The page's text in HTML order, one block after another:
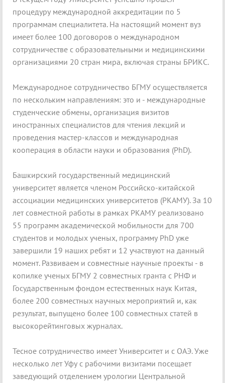
процедуру международной аккредитации по 5
программам специалитета. На настоящий момент вуз
имеет более 100 договоров о международном
сотрудничестве с образовательными и медицинскими
организациями 20 стран мира, включая страны БРИКС.
Международное сотрудничество БГМУ осуществляется
по нескольким направлениям: это и - международные
студенческие обмены, организация визитов
иностранных специалистов для чтения лекций и
проведения мастер-классов и международная
кооперация в области науки и образования (PhD).
Башкирский государственный медицинский
университет является членом Российско-китайской
ассоциации медицинских университетов (РКАМУ). За 10
лет совместной работы в рамках РКАМУ реализовано
55 программ академической мобильности для 700
студентов и молодых ученых, программу PhD уже
завершили 19 наших ребят и 12 участвуют на данный
момент. Развиваем и совместные научные проекты - в
копилке ученых БГМУ 2 совместных гранта с РНФ и
Государственным фондом естественных наук Китая,
более 200 совместных научных мероприятий и, как
результат, выпущено более 100 совместных статей в
высокорейтинговых журналах.
Тесное сотрудничество имеет Университет и с ОАЭ. Уже
несколько лет Уфу с рабочими визитами посещает
заведующий отделением урологии Центральной